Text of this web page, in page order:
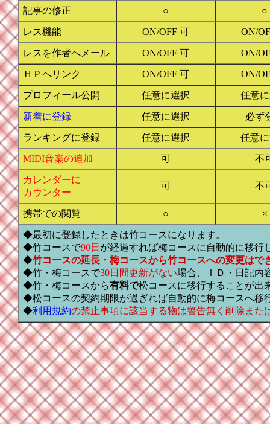
記事の修正 ○ ○
レス機能 ON/OFF 可 ON/
レスを作者へメール ON/OFF 可 ON/
ＨＰへリンク ON/OFF 可 ON/
プロフィール公開 任意に選択 任意
新着に登録 任意に選択 必ず
ランキングに登録 任意に選択 任意
MIDI音楽の追加 可 不
カレンダーに
カウンター
可 不
携帯での閲覧 ○ ×
◆最初に登録したときは竹コースになります。
◆竹コースで90日 が経過すれば梅コースに自動的に移行
◆竹コースの延長・梅コースから竹コースへの変更はで
◆竹・梅コースで30日間更新がない場合、ＩＤ・日記内
◆竹・梅コースから有料で松コースに移行することが出
◆松コースの契約期限が過ぎれば自動的に梅コースへ移
◆利用規約の禁止事項に該当する物は警告無く削除また